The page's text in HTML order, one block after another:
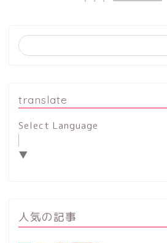
translate
Select Language
▼
人気の記事